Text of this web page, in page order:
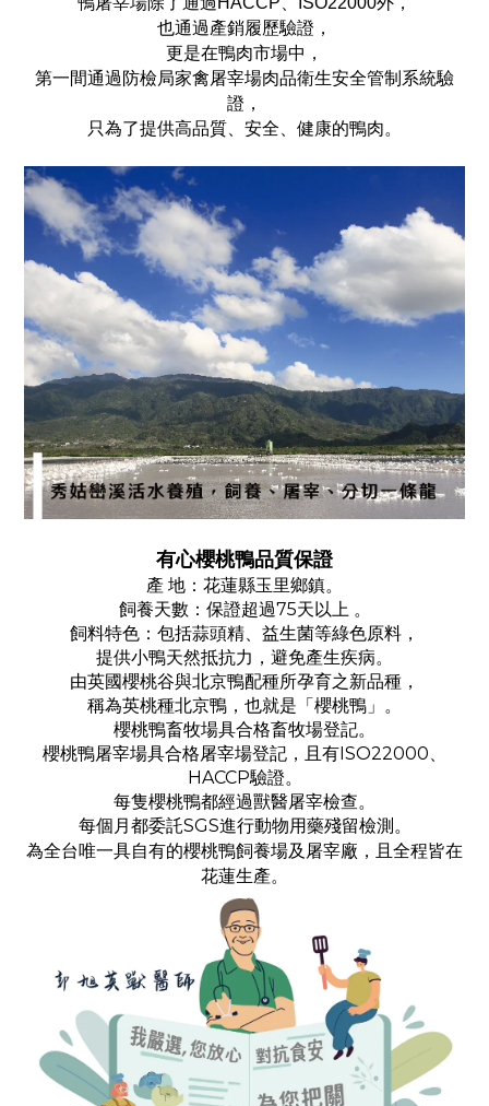
也通過產銷履歷驗證，
更是在鴨肉市場中，
第一間通過防檢局家禽屠宰場肉品衛生安全管制系統驗
證，
只為了提供高品質、安全、健康的鴨肉。
有心櫻桃鴨品質保證
產 地：花蓮縣玉里鄉鎮。
飼養天數：保證超過75天以上 。
飼料特色：包括蒜頭精、益生菌等綠色原料，
提供小鴨天然抵抗力，避免產生疾病。
由英國櫻桃谷與北京鴨配種所孕育之新品種，
稱為英桃種北京鴨，也就是「櫻桃鴨」。
櫻桃鴨畜牧場具合格畜牧場登記。
櫻桃鴨屠宰場具合格屠宰場登記，且有ISO22000、
HACCP驗證。
每隻櫻桃鴨都經過獸醫屠宰檢查。
每個月都委託SGS進行動物用藥殘留檢測。
為全台唯一具自有的櫻桃鴨飼養場及屠宰廠，且全程皆在
花蓮生產。